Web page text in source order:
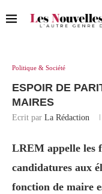
Politique & Société
ESPOIR DE
MAIRES
Ecrit par La Rédaction
LREM appelle les
candidatures aux
fonction de maire